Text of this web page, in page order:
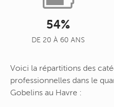
54%
DE 20 À 60 ANS
Voici la répartitions des
professionnelles dans le
Gobelins au Havre :